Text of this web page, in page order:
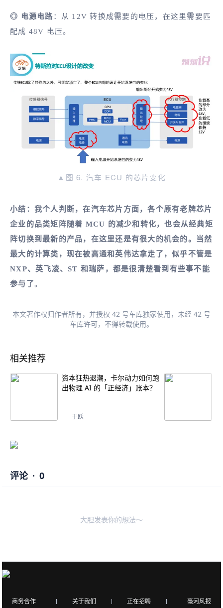
◎ 电源电路：从 12V 转换成需要的电压，在这里需要匹
配成 48V 电压。
▲图 6. 汽车 ECU 的芯片变化
小结：我个人判断，在汽车芯片方面，各个原有老牌芯片
企业的品类矩阵随着 MCU 的减少和转化，也会从经典矩
阵切换到最新的产品，在这里还是有很大的机会的。当然
最大的计算类，现在被高通和英伟达拿走了，似乎不管是
NXP、英飞凌、ST 和瑞萨，都是很清楚看到有些事不能
参与了。
本文著作权归作者所有，并授权 42 号车库独家使用，未经 42 号
车库许可，不得转载使用。
相关推荐
资本狂热退潮，卡尔动力如何跑
出物理 AI 的「正经济」账本？
于跃
评论 · 0
大胆发表你的想法～
商务合作 关于我们 正在招聘 毫河风报